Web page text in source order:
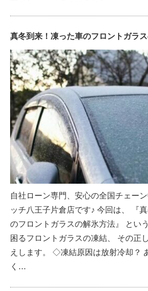
真冬到来！凍った車のフロントガラ
自社ローン専門、安心の全国チェー
ッチ八王子片倉店です♪ 今回は、 『
のフロントガラスの解氷方法』 とい
困るフロントガラスの凍結、 その正
えします。 ◇凍結原因は放射冷却？
く…